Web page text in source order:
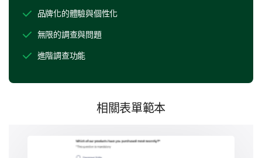
Customer Support Experience
Given the importance of efficient and helpful
品牌化的體驗與個性化
無限的調查與問題
進階調查功能
相關表單範本